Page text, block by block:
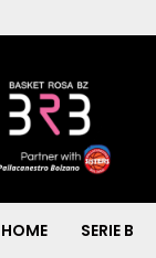
HOME SERIE B